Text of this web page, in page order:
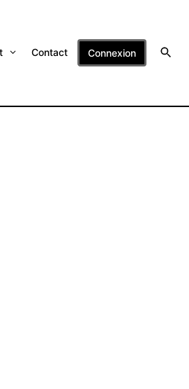
Contact Connexion